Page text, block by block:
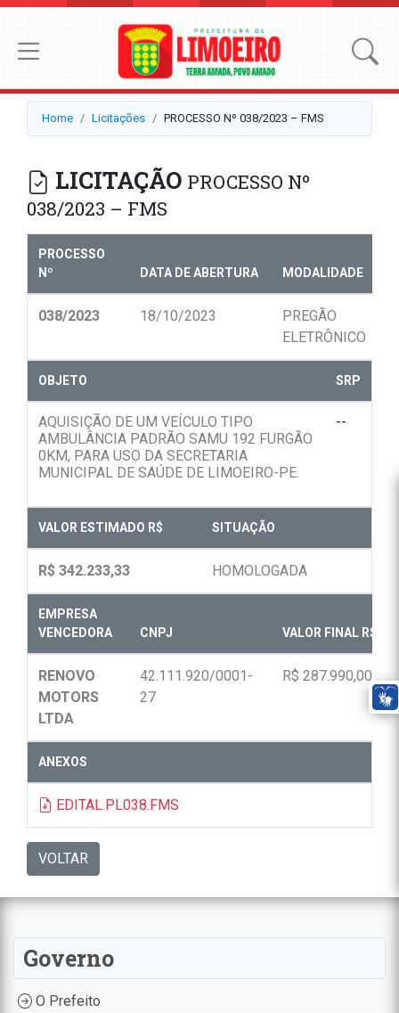
Home Licitações PROCESSO Nº 038/2023 – FMS
LICITAÇÃO PROCESSO Nº
038/2023 – FMS
PROCESSO
Nº
DATA DE ABERTURA MODALIDADE
038/2023 18/10/2023
PREGÃO
ELETRÔNICO
OBJETO SRP
AQUISIÇÃO DE UM VEÍCULO TIPO
AMBULÂNCIA PADRÃO SAMU 192 FURGÃO
0KM, PARA USO DA SECRETARIA
MUNICIPAL DE SAÚDE DE LIMOEIRO-PE.
--
VALOR ESTIMADO R$ SITUAÇÃO
R$ 342.233,33 HOMOLOGADA
EMPRESA
VENCEDORA
CNPJ VALOR FINAL R$
RENOVO
MOTORS
LTDA
42.111.920/0001-
27
R$ 287.990,00
ANEXOS
EDITAL.PL038.FMS
VOLTAR
Governo
O Prefeito